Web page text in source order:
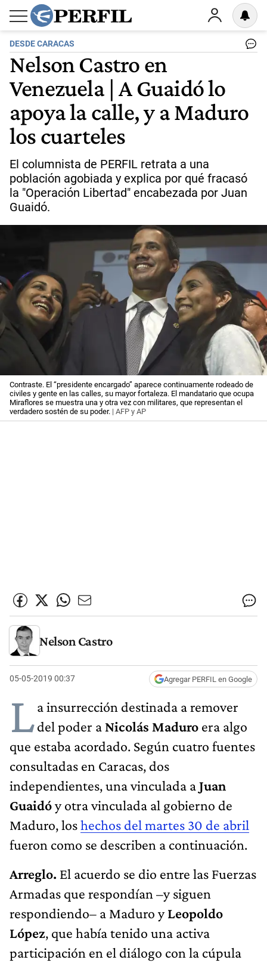
DESDE CARACAS
Nelson Castro en
Venezuela | A Guaidó lo
apoya la calle, y a Maduro
los cuarteles
El columnista de PERFIL retrata a una
población agobiada y explica por qué fracasó
la "Operación Libertad" encabezada por Juan
Guaidó.
Contraste. El “presidente encargado” aparece continuamente rodeado de
civiles y gente en las calles, su mayor fortaleza. El mandatario que ocupa
Miraflores se muestra una y otra vez con militares, que representan el
verdadero sostén de su poder. | AFP y AP
Nelson Castro
05-05-2019 00:37 Agregar PERFIL en Google
La insurrección destinada a remover
del poder a Nicolás Maduro era algo
que estaba acordado. Según cuatro fuentes
consultadas en Caracas, dos
independientes, una vinculada aJuan
Guaidóy otra vinculada al gobierno de
Maduro, loshechos del martes 30 de abril
fueron como se describen a continuación.
Arreglo. El acuerdo se dio entre las Fuerzas
Armadas que respondían –y siguen
respondiendo– a Maduro yLeopoldo
López, que había tenido una activa
participación en el diálogo con la cúpula